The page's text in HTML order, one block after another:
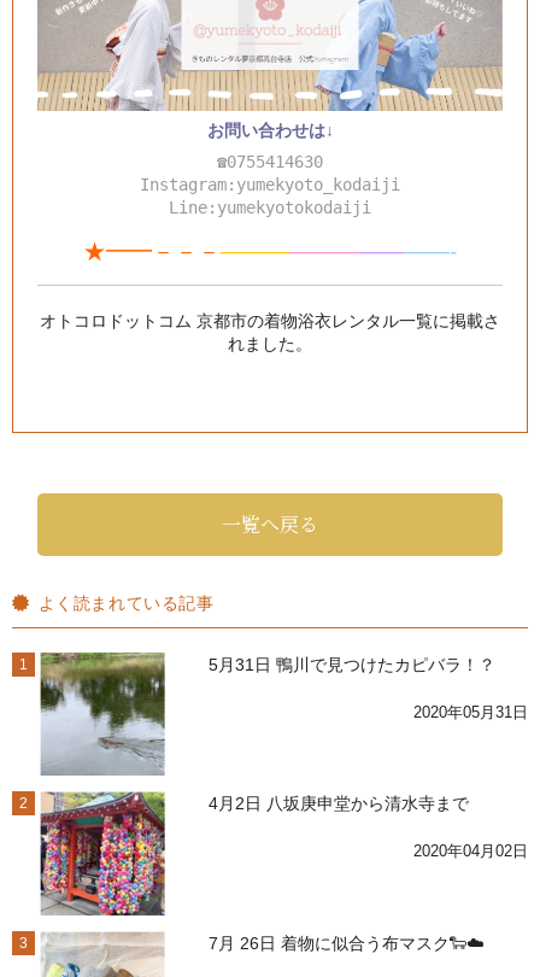
お問い合わせは↓
☎0755414630
Instagram:yumekyoto_kodaiji
Line:yumekyotokodaiji
★━━－－－ ——————————-
オトコロドットコム 京都市の着物浴衣レンタル一覧に掲載さ
れました。
一覧へ戻る
よく読まれている記事
1 5月31日 鴨川で見つけたカピバラ！？
2020年05月31日
2 4月2日 八坂庚申堂から清水寺まで
2020年04月02日
3 7月 26日 着物に似合う布マスク🐑☁️